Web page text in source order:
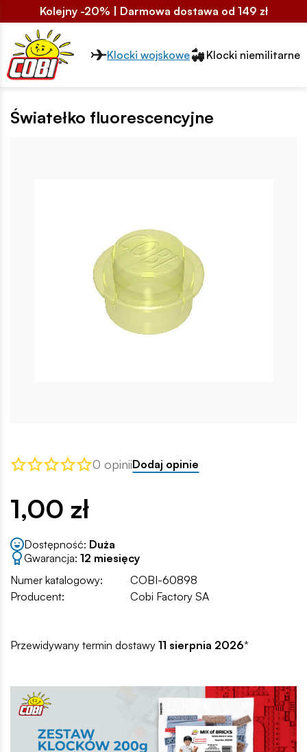
Kolejny -20% | Darmowa dostawa od 149 zł
Przełącznik segmentów2
Klocki wojskowe Klocki niemilitarne
Światełko fluorescencyjne
0 opiniiDodaj opinie
1,00 zł
Dostępność: Duża
Gwarancja: 12 miesięcy
Numer katalogowy:
COBI-60898
Producent:
Cobi Factory SA
Przewidywany termin dostawy 11 sierpnia 2026*